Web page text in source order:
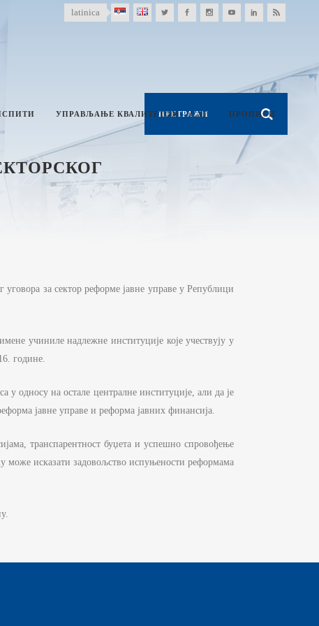
latinica
УПРАВЉАЊЕ КВАЛИТЕТОМ – CAF ПРОПИСИ
за сектор реформе јавне управе у Републици
учиниле надлежне институције које учествују у
године.
односу на остале централне институције, али да је
јавне управе и реформа јавних финансија.
транспарентност буџета и успешно спровођење
може исказати задовољство испуњености реформама